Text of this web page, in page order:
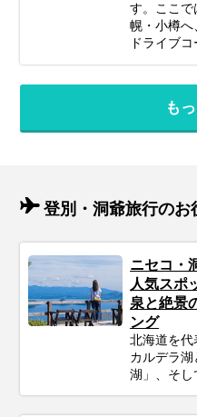
す。ここ
幌・小樽へ
ドライブ
も
登別・洞爺旅行の
ニセコ・
人気スポ
泉と絶景
ング
北海道を
カルデラ
湖」、そし